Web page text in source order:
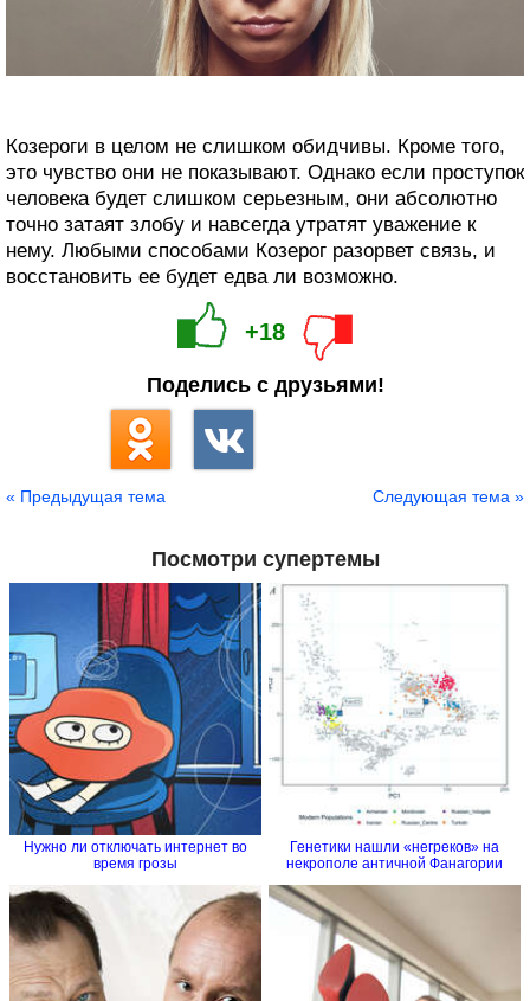
Козероги в целом не слишком обидчивы. Кроме того,
это чувство они не показывают. Однако если проступок
человека будет слишком серьезным, они абсолютно
точно затаят злобу и навсегда утратят уважение к
нему. Любыми способами Козерог разорвет связь, и
восстановить ее будет едва ли возможно.
+18
Поделись с друзьями!
« Предыдущая тема Следующая тема »
Посмотри супертемы
Нужно ли отключать интернет во
время грозы
Генетики нашли «негреков» на
некрополе античной Фанагории